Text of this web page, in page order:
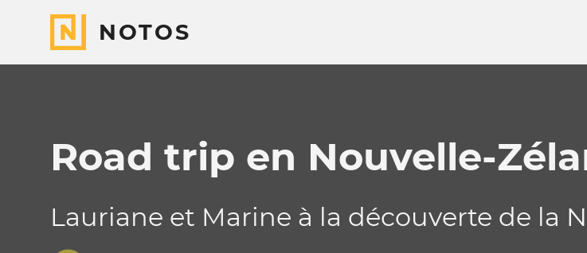
NOTOS
Road trip en Nouvelle-
Lauriane et Marine à la découverte de la